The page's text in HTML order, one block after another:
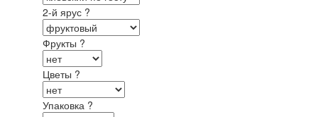
2-й ярус ?
Фрукты ?
Цветы ?
Упаковка ?